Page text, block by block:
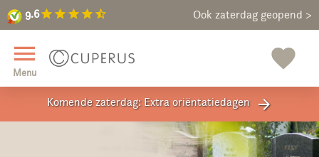
9.6star star star star star_half Ook zaterdag geopend >
9.6 Maak een vrijblijvende afspraak
menu
Menu favorite
close
Komende zaterdag: Extra oriëntatiedagen arrow_forward